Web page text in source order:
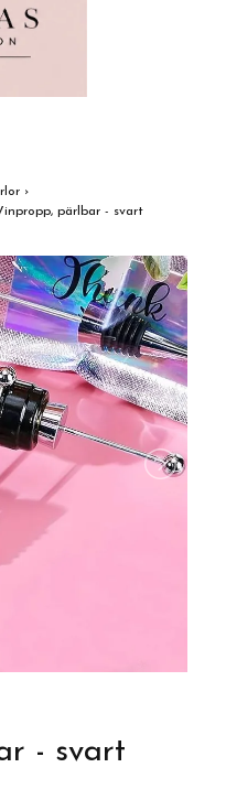
›
pärlbar - svart
- svart